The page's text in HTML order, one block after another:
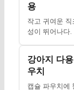
용
작고 귀여운
성이 뛰어나다.
강아지 다
우치
캡슐 파우치에